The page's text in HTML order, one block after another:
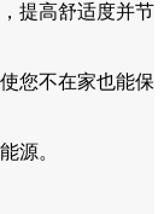
提高舒适度并节
您不在家也能保
源。